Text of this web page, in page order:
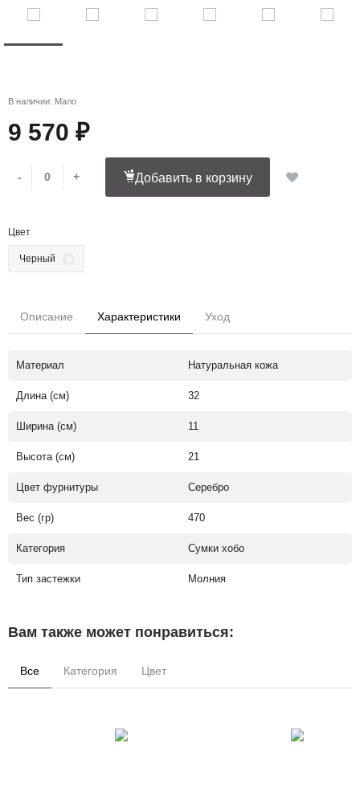
В наличии: Мало
9 570 ₽
- + Добавить в корзину
Цвет
Черный
Описание Характеристики Уход
Материал Натуральная кожа
Длина (см) 32
Ширина (см) 11
Высота (см) 21
Цвет фурнитуры Серебро
Вес (гр) 470
Категория Сумки хобо
Тип застежки Молния
Вам также может понравиться:
Все Категория Цвет